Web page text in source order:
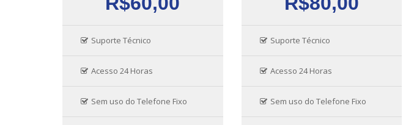
Suporte Técnico
Acesso 24 Horas
Sem uso do Telefone Fixo
Suporte Técnico
Acesso 24 Horas
Sem uso do Telefone Fixo